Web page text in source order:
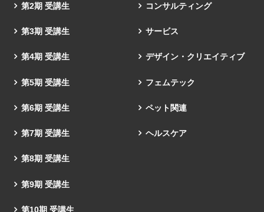
第2期 受講生
第3期 受講生
第4期 受講生
第5期 受講生
第6期 受講生
第7期 受講生
第8期 受講生
第9期 受講生
第10期 受講生
コンサルティング
サービス
デザイン・クリエイティブ
フェムテック
ペット関連
ヘルスケア